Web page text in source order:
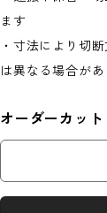
ます
・寸法により切
は異なる場合が
オーダーカット